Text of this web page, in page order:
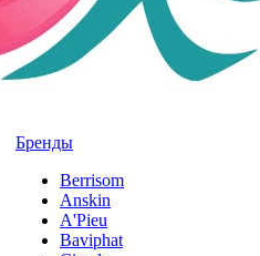
Бренды
Berrisom
Anskin
A'Pieu
Baviphat